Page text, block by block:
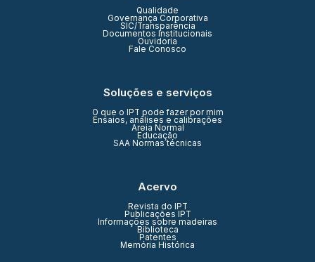
Qualidade
Governança Corporativa
SIC/Transparência
Documentos Institucionais
Ouvidoria
Fale Conosco
Soluções e serviços
O que o IPT pode fazer por mim
Ensaios, análises e calibrações
Areia Normal
Educação
SAA Normas técnicas
Acervo
Revista do IPT
Publicações IPT
Informações sobre madeiras
Biblioteca
Patentes
Memória Histórica